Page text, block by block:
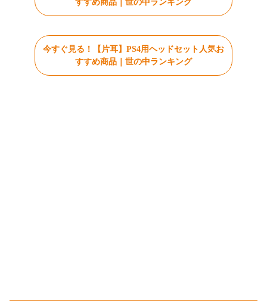
すすめ商品｜世の中ランキング
今すぐ見る！【片耳】PS4用ヘッドセット人気お
すすめ商品｜世の中ランキング